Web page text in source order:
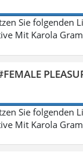
Sie folgenden
Mit Karola
Sie folgenden
Mit Karola